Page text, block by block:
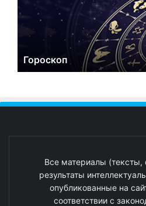
Гороскоп
Все материалы (тексты,
результаты
опубликованные на
соответствии с